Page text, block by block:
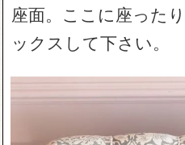
座面。ここに座った
ックスして下さい。